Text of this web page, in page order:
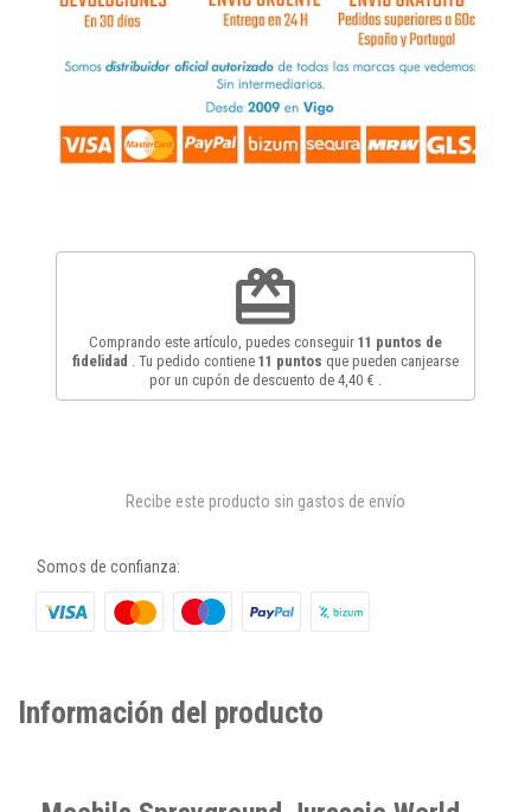
redeem
Comprando este artículo, puedes conseguir 11 puntos de
fidelidad
. Tu pedido contiene 11 puntos que pueden canjearse
por un cupón de descuento de 4,40 €
Recibe este producto sin gastos de envío
Somos de confianza:
Información del producto